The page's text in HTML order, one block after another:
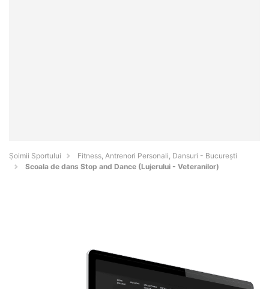
Șoimii Sportului
Fitness, Antrenori Personali, Dansuri - Bucureşti
Scoala de dans Stop and Dance (Lujerului - Veteranilor)